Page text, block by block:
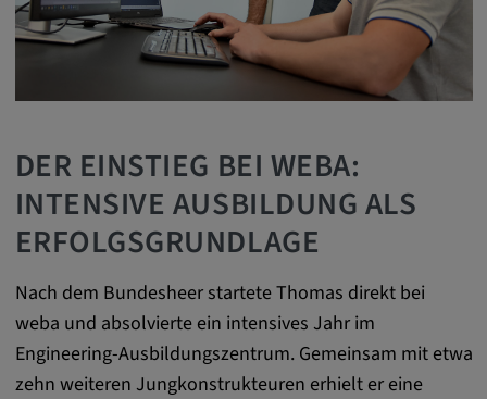
DER EINSTIEG BEI WEBA:
INTENSIVE AUSBILDUNG ALS
ERFOLGSGRUNDLAGE
Nach dem Bundesheer startete Thomas direkt bei
weba und absolvierte ein intensives Jahr im
Engineering-Ausbildungszentrum. Gemeinsam mit etwa
zehn weiteren Jungkonstrukteuren erhielt er eine
1 Jahr
Externe Medien
Notwendig, um Inhalte von externen Medien-
Plattformen anzuzeigen.
Google Maps
Name:
DV, SOCS, NID, AEC, CONSENT, OGPC
Anbieter:
google.com